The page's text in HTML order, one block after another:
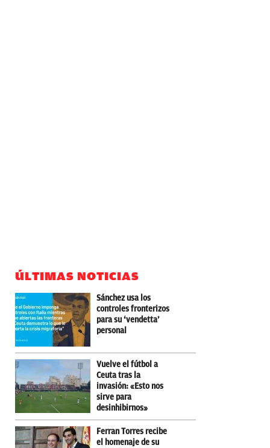
ÚLTIMAS NOTICIAS
Sánchez usa los
controles fronterizos
para su ‘vendetta’
personal
Vuelve el fútbol a
Ceuta tras la
invasión: «Esto nos
sirve para
desinhibirnos»
Ferran Torres recibe
el homenaje de su